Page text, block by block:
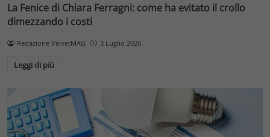
La Fenice di Chiara Ferragni: come ha evitato il crollo
dimezzando i costi
Redazione VelvetMAG 3 Luglio 2026
Leggi di più